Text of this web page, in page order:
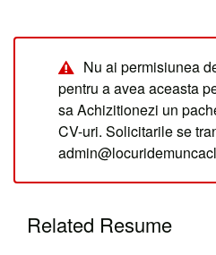
Nu ai permisiunea
pentru a avea aceasta
sa Achizitionezi un
CV-uri. Solicitarile se
Related Resume